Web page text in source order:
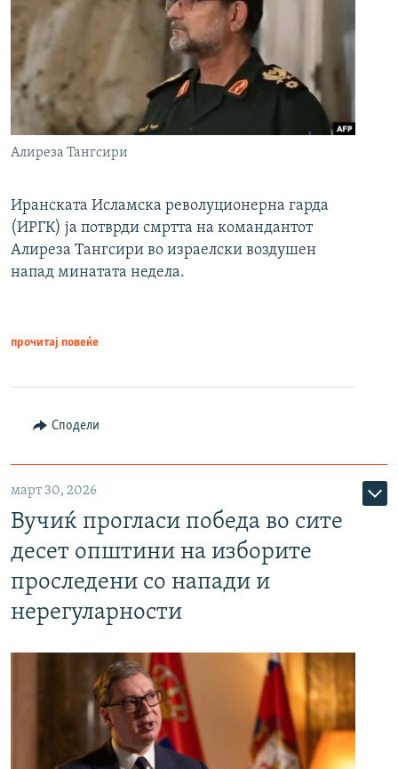
Алиреза Тангсири
Иранската Исламска револуционерна гарда
(ИРГК) ја потврди смртта на командантот
Алиреза Тангсири во израелски воздушен
напад минатата недела.
прочитај повеќе
Сподели
март 30, 2026
Вучиќ прогласи победа во сите
десет општини на изборите
проследени со напади и
нерегуларности